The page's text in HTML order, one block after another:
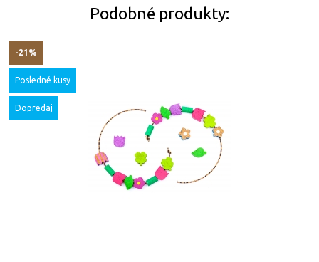
Podobné produkty:
-21%
Posledné kusy
Dopredaj